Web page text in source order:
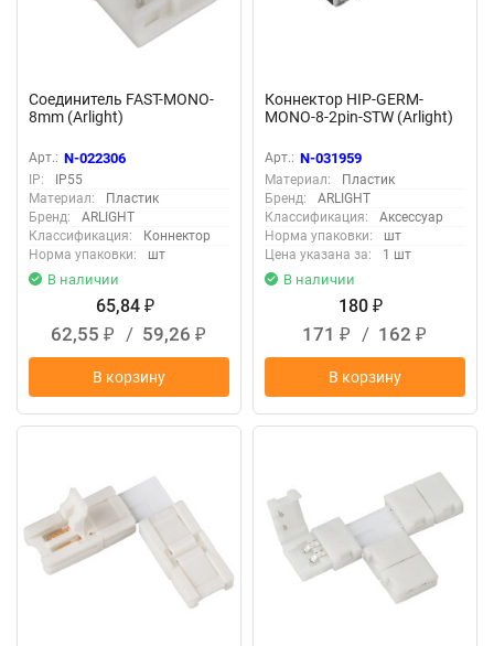
Соединитель FAST-MONO-
8mm (Arlight)
Арт.: N-022306
IP:
IP55
Материал:
Пластик
Бренд:
ARLIGHT
Классификация:
Коннектор
Норма упаковки:
шт
В наличии
65,84 ₽
62,55 ₽ / 59,26 ₽
В корзину
Коннектор HIP-GERM-
MONO-8-2pin-STW (Arlight)
Арт.: N-031959
Материал:
Пластик
Бренд:
ARLIGHT
Классификация:
Аксессуар
Норма упаковки:
шт
Цена указана за:
1 шт
В наличии
180 ₽
171 ₽ / 162 ₽
В корзину